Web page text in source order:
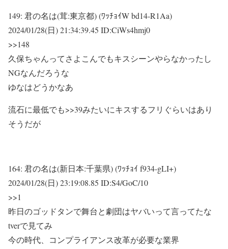
149: 君の名は(茸:東京都) (ﾜｯﾁｮｲW bd14-R1Aa)
2024/01/28(日) 21:34:39.45 ID:CiWs4hmj0
>>148
久保ちゃんってさよこんでもキスシーンやらなかったし
NGなんだろうな
ゆなはどうかなあ
流石に最低でも>>39みたいにキスするフリぐらいはあり
そうだが
164: 君の名は(新日本:千葉県) (ﾜｯﾁｮｲ f934-gLI+)
2024/01/28(日) 23:19:08.85 ID:S4/GoC/10
>>1
昨日のゴッドタンで舞台と劇団はヤバいって言ってたな
tverで見てみ
今の時代、コンプライアンス改革が必要な業界